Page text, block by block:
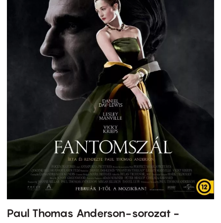
Paul Thomas Anderson-sorozat -